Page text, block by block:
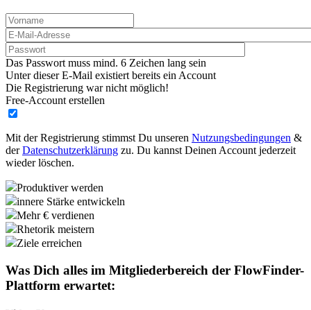
Das Passwort muss mind. 6 Zeichen lang sein
Unter dieser E-Mail existiert bereits ein Account
Die Registrierung war nicht möglich!
Free-Account erstellen
Mit der Registrierung stimmst Du unseren Nutzungsbedingungen &
derDatenschutzerklärung zu. Du kannst Deinen Account jederzeit
wieder löschen.
Produktiver werden
innere Stärke entwickeln
Mehr € verdienen
Rhetorik meistern
Ziele erreichen
Was Dich alles im Mitgliederbereich der FlowFinder-
Plattform erwartet: